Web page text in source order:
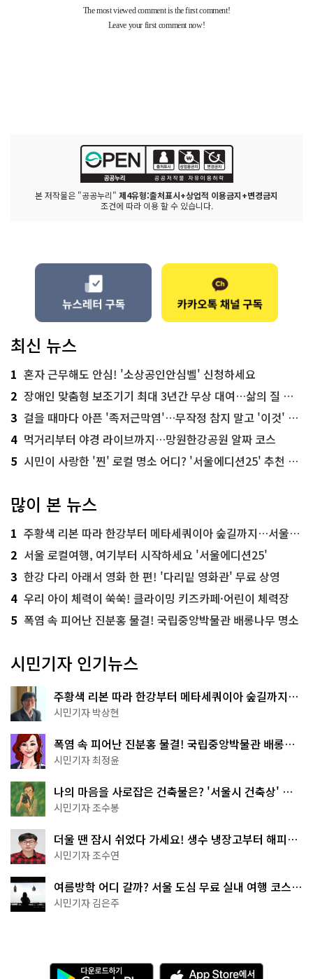
본 저작물은 "공공누리" 제4유형:출처표시+상업적 이용금지+변경금지
조건에 따라 이용 할 수 있습니다.
최신 뉴스
1 혼자 근무해도 안심! '소상공인안심벨' 신청하세요
2 장애인 맞춤형 보조기기 최대 3년간 무상 대여…삶의 질 높인다
3 걸을 때마다 아픈 '족저근막염'…무작정 참지 말고 '이것' 해보세요!
4 먹거리부터 야경 라이브까지…망원한강공원 알짜 코스
5 시민이 사랑한 '찐' 로컬 명소 어디? '서울에디션25' 추천 코스
많이 본 뉴스
1 주황색 리본 따라 한강부터 메타세쿼이아 숲길까지…서울둘레길 15코스
2 서울 로컬여행, 여기부터 시작하세요 '서울에디션25'
3 한강 다리 아래서 영화 한 편! '다리밑 영화관' 무료 상영
4 우리 아이 체력이 쑥쑥! 클라이밍 키즈카페·어린이 체력장
5 폭염 속 피어난 진분홍 물결! 국립중앙박물관 배롱나무 명소
시민기자 인기뉴스
주황색 리본 따라 한강부터 메타세쿼이아 숲길까지…
서울둘레길 15코스
시민기자 박상현
폭염 속 피어난 진분홍 물결! 국립중앙박물관 배롱나
무 명소
시민기자 최정윤
나의 마음을 사로잡은 건축물은? '서울시 건축상' 수
상작 공개!
시민기자 조수봉
더울 땐 잠시 쉬었다 가세요! 생수 냉장고부터 해피소
·무더위쉼터까지
시민기자 조수연
여름방학 어디 갈까? 서울 도심 무료 실내 여행 코스
추천
시민기자 김은주
다 A